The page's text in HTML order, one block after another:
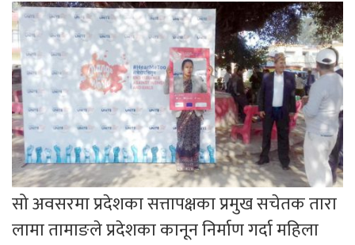
सो अवसरमा प्रदेशका सत्तापक्षका प्रमुख सचेतक तारा
लामा तामाङले प्रदेशका कानून निर्माण गर्दा महिला